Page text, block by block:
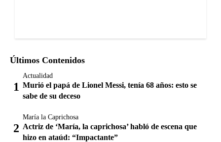
Últimos Contenidos
Actualidad
Murió el papá de Lionel Messi, tenía 68 años: esto se
sabe de su deceso
María la Caprichosa
Actriz de ‘María, la caprichosa’ habló de escena que
hizo en ataúd: “Impactante”